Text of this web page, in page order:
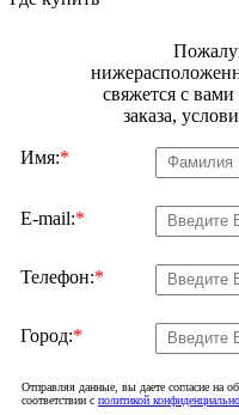
свяжется с
заказа,
Имя:*
E-mail:*
Телефон:*
Город:*
Отправляя данные, вы даете согласие на
соответствии с политикой